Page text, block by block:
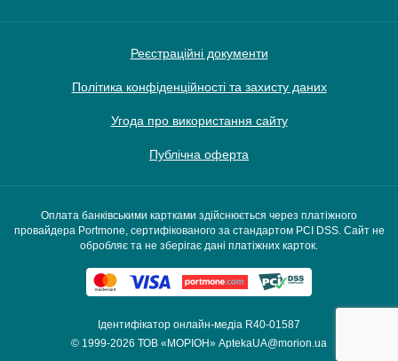
Реєстраційні документи
Політика конфіденційності та захисту даних
Угода про використання сайту
Публічна оферта
Ідентифікатор онлайн-медіа R40-01587
© 1999-2026 ТОВ «МОРІОН» AptekaUA@morion.ua
Оплата банківськими картками здійснюється через платіжного
провайдера Portmone, сертифікованого за стандартом PCI DSS. Сайт не
обробляє та не зберігає дані платіжних карток.